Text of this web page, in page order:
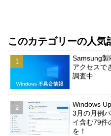
このカテゴリーの人気
Samsung製
アクセスで
調査中
Windows
3月の月例
イ含む79件
を！